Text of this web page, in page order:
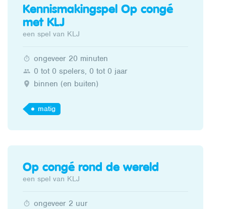
Kennismakingspel Op congé
met KLJ
een spel van KLJ
ongeveer 20 minuten
0 tot 0 spelers, 0 tot 0 jaar
binnen (en buiten)
matig
Op congé rond de wereld
een spel van KLJ
ongeveer 2 uur